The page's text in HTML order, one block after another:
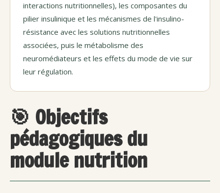
interactions nutritionnelles), les composantes du
pilier insulinique et les mécanismes de l'insulino-
résistance avec les solutions nutritionnelles
associées, puis le métabolisme des
neuromédiateurs et les effets du mode de vie sur
leur régulation.
🎯 Objectifs
pédagogiques du
module nutrition